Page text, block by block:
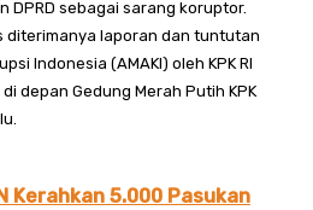
DPRD sebagai sarang koruptor.
diterimanya laporan dan tuntutan
Indonesia (AMAKI) oleh KPK RI
depan Gedung Merah Putih KPK
Kerahkan 5.000 Pasukan